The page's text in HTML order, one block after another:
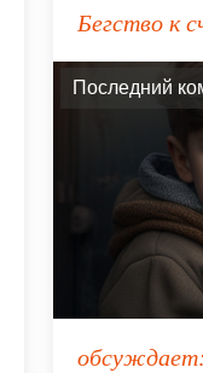
Бегство к
Последний
обсуждает: